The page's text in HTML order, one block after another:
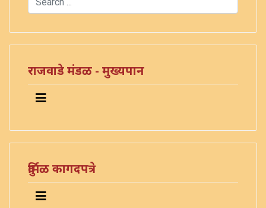
राजवाडे मंडळ - मुख्यपान
दुर्मिळ कागदपत्रे